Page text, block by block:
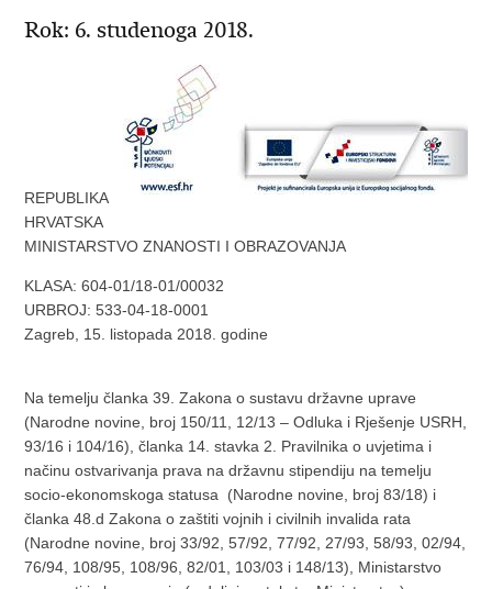
Rok: 6. studenoga 2018.
REPUBLIKA
HRVATSKA
MINISTARSTVO ZNANOSTI I OBRAZOVANJA
KLASA: 604-01/18-01/00032
URBROJ: 533-04-18-0001
Zagreb, 15. listopada 2018. godine
Na temelju članka 39. Zakona o sustavu državne uprave
(Narodne novine, broj 150/11, 12/13 – Odluka i Rješenje USRH,
93/16 i 104/16), članka 14. stavka 2. Pravilnika o uvjetima i
načinu ostvarivanja prava na državnu stipendiju na temelju
socio-ekonomskoga statusa (Narodne novine, broj 83/18) i
članka 48.d Zakona o zaštiti vojnih i civilnih invalida rata
(Narodne novine, broj 33/92, 57/92, 77/92, 27/93, 58/93, 02/94,
76/94, 108/95, 108/96, 82/01, 103/03 i 148/13), Ministarstvo